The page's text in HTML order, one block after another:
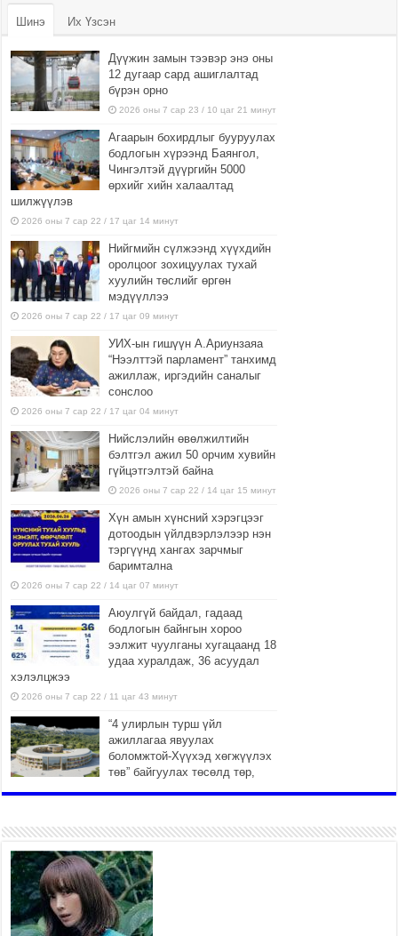
Шинэ Их Үзсэн
Дүүжин замын тээвэр энэ оны
12 дугаар сард ашиглалтад
бүрэн орно
2026 оны 7 сар 23 / 10 цаг 21 минут
Агаарын бохирдлыг бууруулах
бодлогын хүрээнд Баянгол,
Чингэлтэй дүүргийн 5000
өрхийг хийн халаалтад
шилжүүлэв
2026 оны 7 сар 22 / 17 цаг 14 минут
Нийгмийн сүлжээнд хүүхдийн
оролцоог зохицуулах тухай
хуулийн төслийг өргөн
мэдүүллээ
2026 оны 7 сар 22 / 17 цаг 09 минут
УИХ-ын гишүүн А.Ариунзаяа
“Нээлттэй парламент” танхимд
ажиллаж, иргэдийн саналыг
сонслоо
2026 оны 7 сар 22 / 17 цаг 04 минут
Нийслэлийн өвөлжилтийн
бэлтгэл ажил 50 орчим хувийн
гүйцэтгэлтэй байна
2026 оны 7 сар 22 / 14 цаг 15 минут
Хүн амын хүнсний хэрэгцээг
дотоодын үйлдвэрлэлээр нэн
тэргүүнд хангах зарчмыг
баримтална
2026 оны 7 сар 22 / 14 цаг 07 минут
Аюулгүй байдал, гадаад
бодлогын байнгын хороо
ээлжит чуулганы хугацаанд 18
удаа хуралдаж, 36 асуудал
хэлэлцжээ
2026 оны 7 сар 22 / 11 цаг 43 минут
“4 улирлын турш үйл
ажиллагаа явуулах
боломжтой-Хүүхэд хөгжүүлэх
төв” байгуулах төсөлд төр,
Б.Пүрэвдагва: “Урт цагаан”-ыг
залуучууд чөлөөт цагаа
өнгөрүүлдэг, жуулчид зорьж
ирдэг цэг болгоно
2026 оны 7 сар 21 / 16 цаг 47 минут